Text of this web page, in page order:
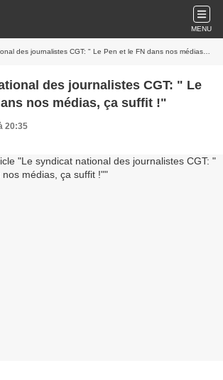
MENU
des journalistes CGT: " Le Pen et le FN dans nos médias, ça suffit !"
des journalistes CGT: " Le
nos médias, ça suffit !"
20:35